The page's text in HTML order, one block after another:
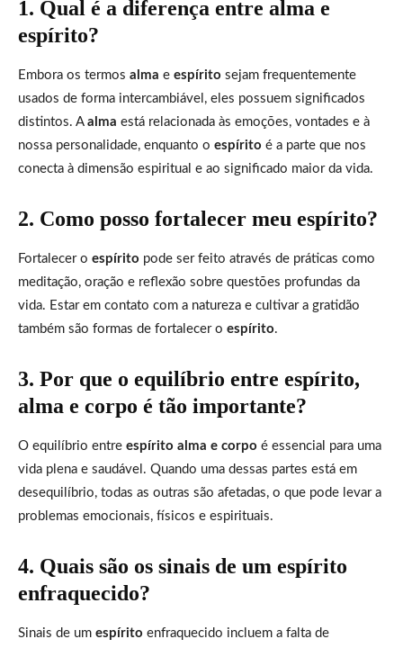
1. Qual é a diferença entre alma e
espírito?
Embora os termos alma e espírito sejam frequentemente
usados de forma intercambiável, eles possuem significados
distintos. A alma está relacionada às emoções, vontades e à
nossa personalidade, enquanto o espírito é a parte que nos
conecta à dimensão espiritual e ao significado maior da vida.
2. Como posso fortalecer meu espírito?
Fortalecer o espírito pode ser feito através de práticas como
meditação, oração e reflexão sobre questões profundas da
vida. Estar em contato com a natureza e cultivar a gratidão
também são formas de fortalecer o espírito.
3. Por que o equilíbrio entre espírito,
alma e corpo é tão importante?
O equilíbrio entre espírito alma e corpo é essencial para uma
vida plena e saudável. Quando uma dessas partes está em
desequilíbrio, todas as outras são afetadas, o que pode levar a
problemas emocionais, físicos e espirituais.
4. Quais são os sinais de um espírito
enfraquecido?
Sinais de um espírito enfraquecido incluem a falta de